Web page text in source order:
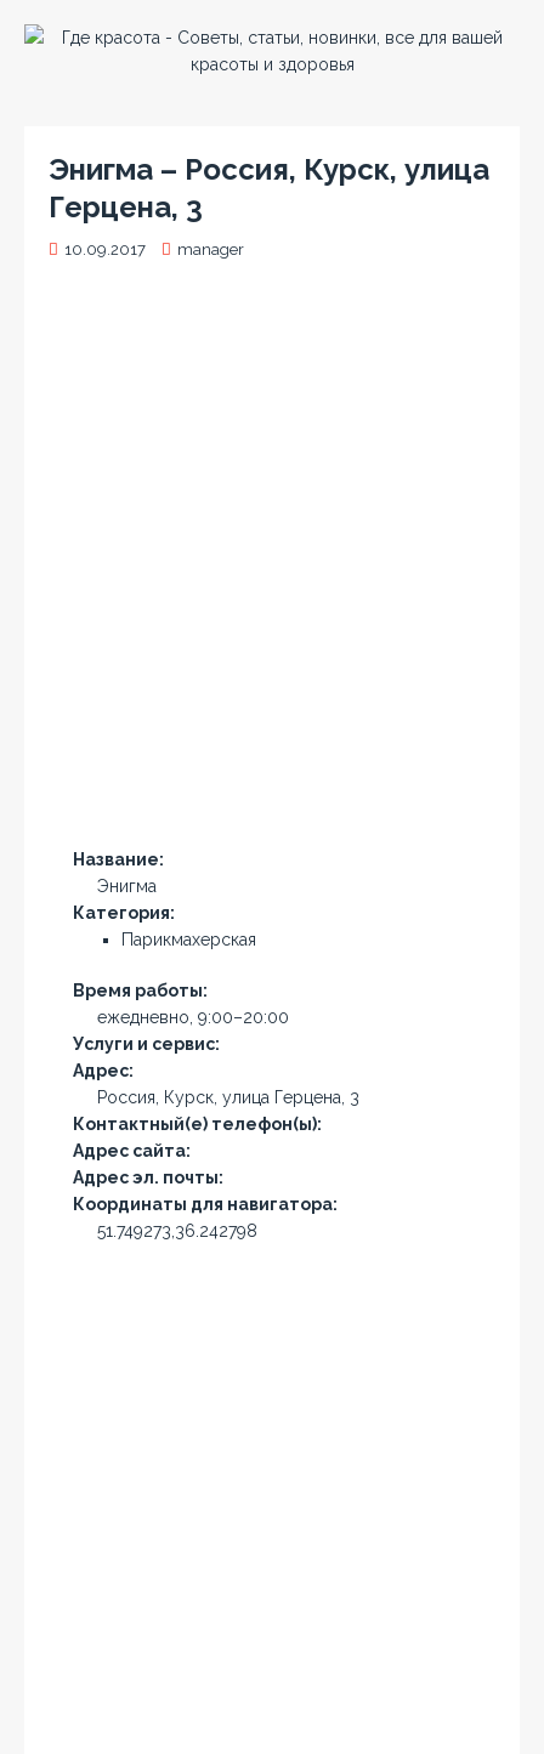
Энигма – Россия, Курск, улица
Герцена, 3
10.09.2017 manager
Название:
Энигма
Категория:
Парикмахерская
Время работы:
ежедневно, 9:00–20:00
Услуги и сервис:
Адрес:
Россия, Курск, улица Герцена, 3
Контактный(е) телефон(ы):
Адрес сайта:
Адрес эл. почты:
Координаты для навигатора:
51.749273,36.242798